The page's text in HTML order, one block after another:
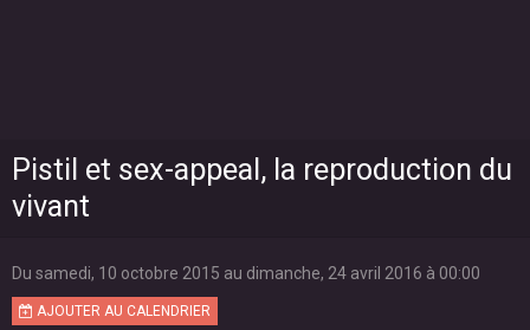
Pistil et sex-appeal, la reproduction du
vivant
Du samedi, 10 octobre 2015 au dimanche, 24 avril 2016 à 00:00
AJOUTER AU CALENDRIER